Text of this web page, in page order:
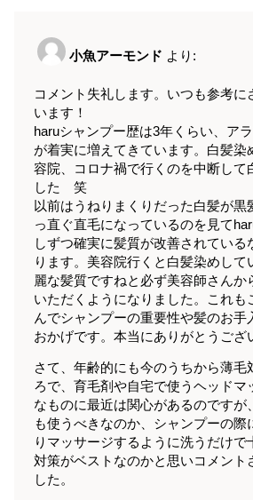
小魚アーモンド より:
コメント失礼します。いつも参考に
います！
haruシャンプー歴は3年くらい、ア
が着実に増えてきています。白髪染
容院、コロナ禍で行くのを中断して
した 笑
以前はうねりまくりだった白髪が黒
っ直ぐ直毛になっているのを見て
しずつ確実に髪質が改善されている
ります。美容院行くと白髪染めして
麗な髪質ですねと必ず美容師さんか
いただくようになりました。これも
んでシャンプーの重要性や髪のお手
おかげです。本当にありがとうござ
さて、年齢的にも今のうちから薄毛
ろで、育毛剤や自宅で使うヘッドマ
なものに最近は関心があるのですが
も使うべきなのか、シャンプーの際
りマッサージするように洗うだけで
対策がベストなのかと思いコメント
した。